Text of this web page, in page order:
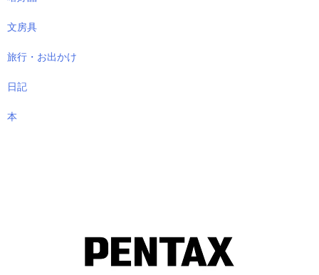
文房具
旅行・お出かけ
日記
本